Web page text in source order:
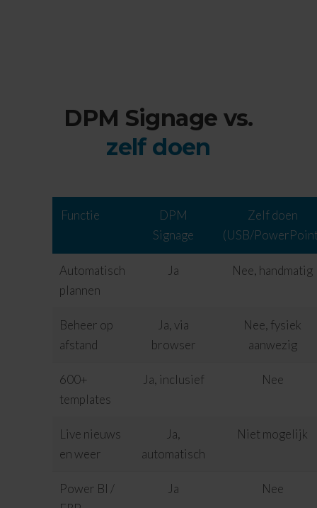
DPM Signage vs.
zelf doen
Functie
DPM
Signage
Zelf doen
(USB/
Automatisch
plannen
Ja Nee, handmatig
Beheer op
afstand
Ja, via
browser
Nee, fysiek
aanwezig
600+
templates
Ja, inclusief Nee
Live nieuws
en weer
Ja,
automatisch
Niet mogelijk
Power BI /
Ja Nee